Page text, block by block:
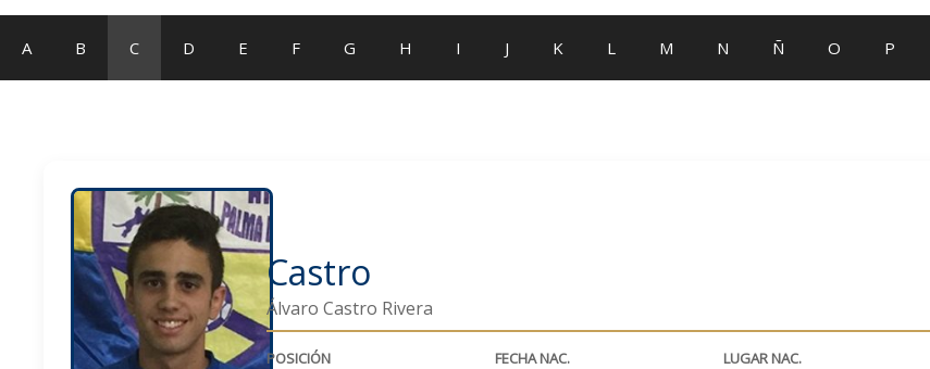
A B C D E F G H I J K L M N Ñ O P
Castro
Álvaro Castro Rivera
POSICIÓN FECHA NAC. LUGAR NAC.